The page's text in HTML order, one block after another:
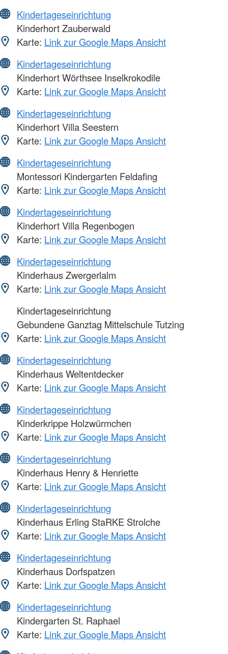
Kindertageseinrichtung
Kinderhort Zauberwald
Karte: Link zur Google Maps Ansicht
Kindertageseinrichtung
Kinderhort Wörthsee Inselkrokodile
Karte: Link zur Google Maps Ansicht
Kindertageseinrichtung
Kinderhort Villa Seestern
Karte: Link zur Google Maps Ansicht
Kindertageseinrichtung
Montessori Kindergarten Feldafing
Karte: Link zur Google Maps Ansicht
Kindertageseinrichtung
Kinderhort Villa Regenbogen
Karte: Link zur Google Maps Ansicht
Kindertageseinrichtung
Kinderhaus Zwergerlalm
Karte: Link zur Google Maps Ansicht
Kindertageseinrichtung
Gebundene Ganztag Mittelschule Tutzing
Karte: Link zur Google Maps Ansicht
Kindertageseinrichtung
Kinderhaus Weltentdecker
Karte: Link zur Google Maps Ansicht
Kindertageseinrichtung
Kinderkrippe Holzwürmchen
Karte: Link zur Google Maps Ansicht
Kindertageseinrichtung
Kinderhaus Henry & Henriette
Karte: Link zur Google Maps Ansicht
Kindertageseinrichtung
Kinderhaus Erling StaRKE Strolche
Karte: Link zur Google Maps Ansicht
Kindertageseinrichtung
Kinderhaus Dorfspatzen
Karte: Link zur Google Maps Ansicht
Kindertageseinrichtung
Kindergarten St. Raphael
Karte: Link zur Google Maps Ansicht